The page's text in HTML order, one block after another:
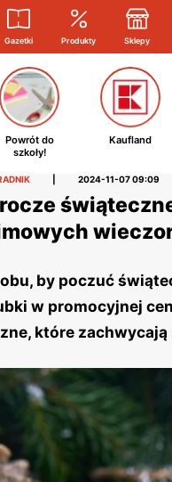
Gazetki Produkty Sklepy
Powrót do
szkoły!
Kaufland
2024-11-07 09:09
by poczuć
w promocyjnej
które